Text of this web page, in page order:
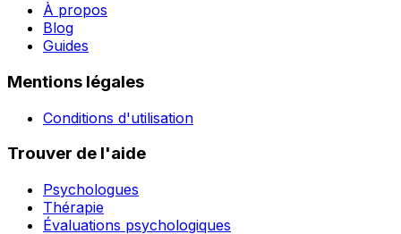
À propos
Blog
Guides
Mentions légales
Conditions d'utilisation
Trouver de l'aide
Psychologues
Thérapie
Évaluations psychologiques